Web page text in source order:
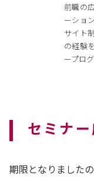
前職の
ーショ
サイト
の経験
ープロ
セミナ
期限となりました